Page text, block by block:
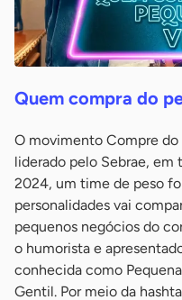
Quem compra do
O movimento Compre do
liderado pelo Sebrae, em
2024, um time de peso
personalidades vai
pequenos negócios do
o humorista e
conhecida como
Gentil. Por meio da